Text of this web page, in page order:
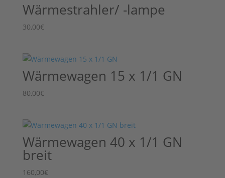
Wärmestrahler/ -lampe
30,00€
Wärmewagen 15 x 1/1 GN
80,00€
Wärmewagen 40 x 1/1 GN
breit
160,00€